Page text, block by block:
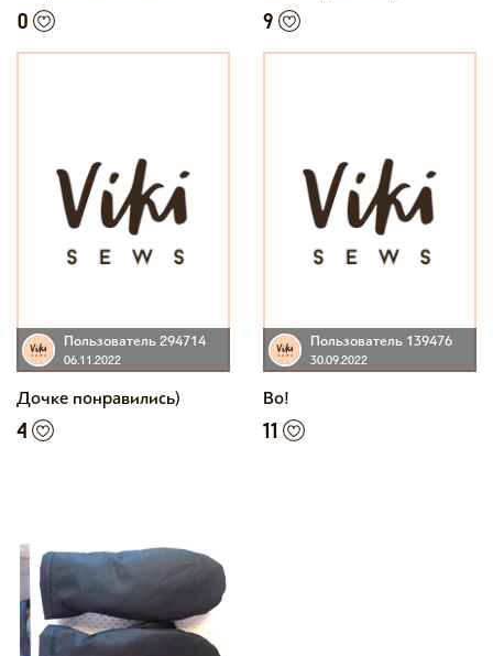
0 9
Пользователь 294714
06.11.2022
Дочке понравились)
4
Пользователь 139476
30.09.2022
Во!
11